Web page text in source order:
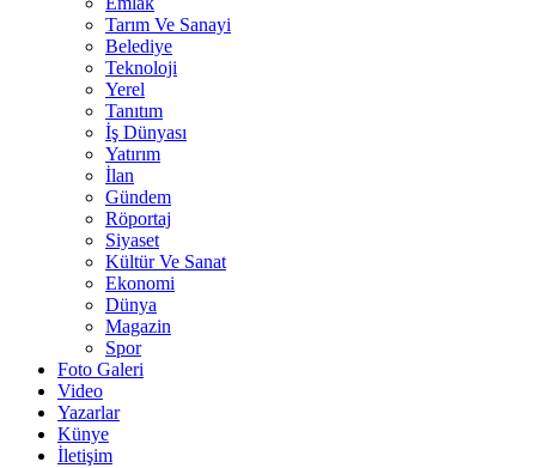
Tarım Ve Sanayi
Belediye
Teknoloji
Yerel
Tanıtım
İş Dünyası
Yatırım
İlan
Gündem
Röportaj
Siyaset
Kültür Ve Sanat
Ekonomi
Dünya
Magazin
Spor
Foto Galeri
Video
Yazarlar
Künye
İletişim